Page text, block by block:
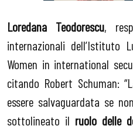
Loredana Teodorescu,
internazionali dell’Istituto
Women in international s
citando Robert Schuman:
essere salvaguardata se
sottolineato il ruolo delle